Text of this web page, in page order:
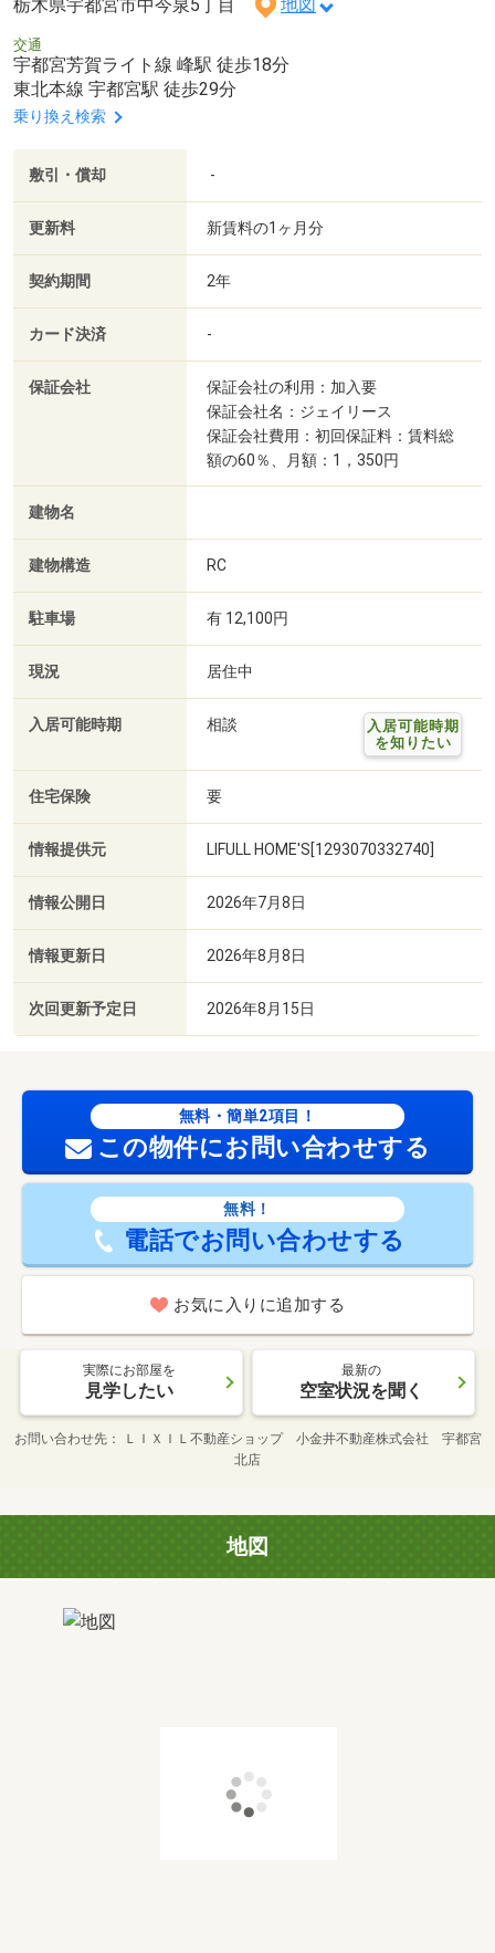
栃木県宇都宮市中今泉5丁目 地図
交通
宇都宮芳賀ライト線 峰駅 徒歩18分
東北本線 宇都宮駅 徒歩29分
乗り換え検索
敷引・償却 -
更新料 新賃料の1ヶ月分
契約期間 2年
カード決済 -
保証会社
保証会社の利用：加入要
保証会社名：ジェイリース
保証会社費用：初回保証料：賃料総
額の60％、月額：1，350円
建物名
建物構造 RC
駐車場 有 12,100円
現況 居住中
入居可能時期 相談
入居可能時期
を知りたい
住宅保険 要
情報提供元 LIFULL HOME'S[1293070332740]
情報公開日 2026年7月8日
情報更新日 2026年8月8日
次回更新予定日 2026年8月15日
無料・簡単2項目！
この物件にお問い合わせする
無料！
電話でお問い合わせする
お気に入りに追加する
実際にお部屋を
見学したい
最新の
空室状況を聞く
お問い合わせ先
ＬＩＸＩＬ不動産ショップ 小金井不動産株式会社 宇都宮
北店
地図